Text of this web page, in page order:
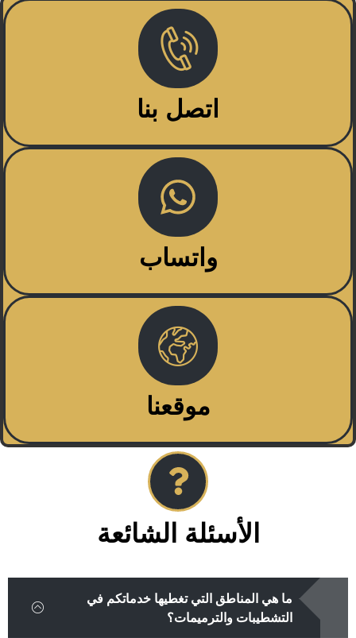
اتصل بنا
واتساب
موقعنا
الأسئلة الشائعة
ما هي المناطق التي تغطيها خدماتكم في
التشطيبات والترميمات؟